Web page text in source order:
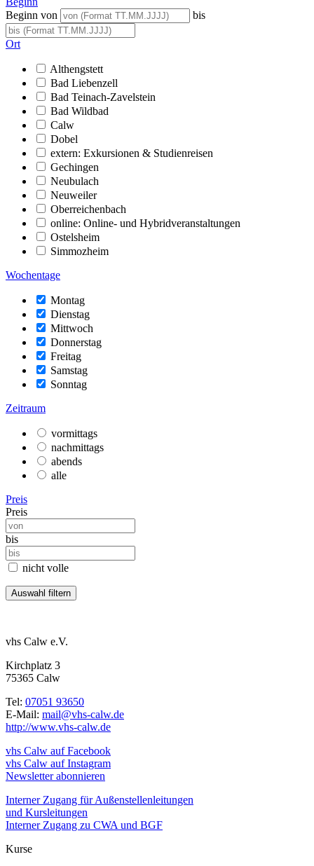
Beginn von
bis
Ort
Althengstett
Bad Liebenzell
Bad Teinach-Zavelstein
Bad Wildbad
Calw
Dobel
extern: Exkursionen & Studienreisen
Gechingen
Neubulach
Neuweiler
Oberreichenbach
online: Online- und Hybridveranstaltungen
Ostelsheim
Simmozheim
Wochentage
Montag
Dienstag
Mittwoch
Donnerstag
Freitag
Samstag
Sonntag
Zeitraum
vormittags
nachmittags
abends
alle
Preis
Preis
bis
nicht volle
vhs Calw e.V.
Kirchplatz 3
75365 Calw
Tel: 07051 93650
E-Mail: mail@vhs-calw.de
http://www.vhs-calw.de
vhs Calw auf Facebook
vhs Calw auf Instagram
Newsletter abonnieren
Interner Zugang für Außenstellenleitungen
und Kursleitungen
Interner Zugang zu CWA und BGF
Kurse